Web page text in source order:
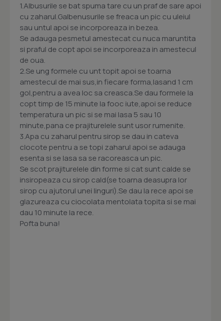
1.Albusurile se bat spuma tare cu un praf de sare apoi
cu zaharul.Galbenusurile se freaca un pic cu uleiul
sau untul apoi se incorporeaza in bezea.
Se adauga pesmetul amestecat cu nuca maruntita
si praful de copt apoi se incorporeaza in amestecul
de oua.
2.Se ung formele cu unt topit apoi se toarna
amestecul de mai sus,in fiecare forma,lasand 1 cm
gol,pentru a avea loc sa creasca.Se dau formele la
copt timp de 15 minute la fooc iute,apoi se reduce
temperatura un pic si se mai lasa 5 sau 10
minute,pana ce prajiturelele sunt usor rumenite.
3.Apa cu zaharul pentru sirop se dau in cateva
clocote pentru a se topi zaharul apoi se adauga
esenta si se lasa sa se racoreasca un pic.
Se scot prajiturelele din forme si cat sunt calde se
insiropeaza cu sirop cald(se toarna deasupra lor
sirop cu ajutorul unei linguri).Se dau la rece apoi se
glazureaza cu ciocolata mentolata topita si se mai
dau 10 minute la rece.
Pofta buna!